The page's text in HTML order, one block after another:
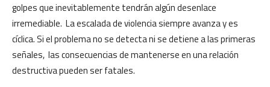
golpes que inevitablemente tendrán algún desenlace
irremediable. La escalada de violencia siempre avanza y es
cíclica. Si el problema no se detecta ni se detiene a las primeras
señales, las consecuencias de mantenerse en una relación
destructiva pueden ser fatales.